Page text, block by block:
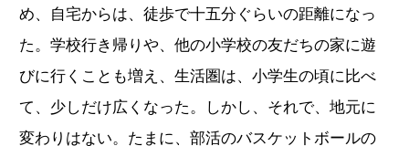
め、自宅からは、徒歩で十五分ぐらいの距離になっ
た。学校行き帰りや、他の小学校の友だちの家に遊
びに行くことも増え、生活圏は、小学生の頃に比べ
て、少しだけ広くなった。しかし、それで、地元に
変わりはない。たまに、部活のバスケットボールの